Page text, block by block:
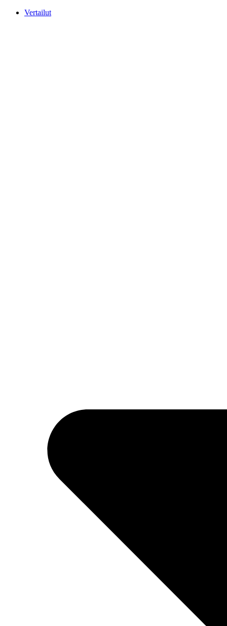
Mene
Vertailut